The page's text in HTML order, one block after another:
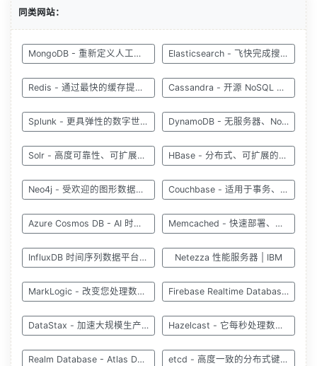
同类网站：
MongoDB - 重新定义人工智能时代的数据库 Elasticsearch - 飞快完成搜索，微调相关性
Redis - 通过最快的缓存提供更快的体验 Cassandra - 开源 NoSQL 数据库
Splunk - 更具弹性的数字世界 DynamoDB - 无服务器、NoSQL、完全托管的数据库
Solr - 高度可靠性、可扩展性和容错性 HBase - 分布式、可扩展的大数据存储
Neo4j - 受欢迎的图形数据库 Neo4j Couchbase - 适用于事务、分析、移动和 AI 应用程序
Azure Cosmos DB - AI 时代数据库 Memcached - 快速部署、易于开发
InfluxDB 时间序列数据平台 | InfluxData Netezza 性能服务器 | IBM
MarkLogic - 改变您处理数据的方式 Firebase Realtime Database - 实时存储和同步数据
DataStax - 加速大规模生产 AI 和 NoSQL 数据 Hazelcast - 它每秒处理数十亿个事件
Realm Database - Atlas Device SDK etcd - 高度一致的分布式键值存储